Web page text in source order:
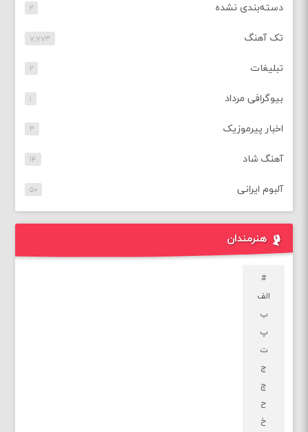
دسته‌بندی نشده ۲
تک آهنگ ۷,۷۷۳
تبلیغات ۲
بیوگرافی مرداد ۱
اخبار پیرموزیک ۳
آهنگ شاد ۱۴
آلبوم ایرانی ۵۰
هنرمندان
#
الف
ب
پ
ت
ج
چ
ح
خ